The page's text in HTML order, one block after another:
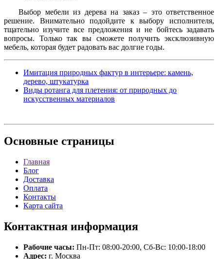
Выбор мебели из дерева на заказ – это ответственное
решение. Внимательно подойдите к выбору исполнителя,
тщательно изучите все предложения и не бойтесь задавать
вопросы. Только так вы сможете получить эксклюзивную
мебель, которая будет радовать вас долгие годы.
Имитация природных фактур в интерьере: камень,
дерево, штукатурка
Виды ротанга для плетения: от природных до
искусственных материалов
Основные страницы
Главная
Блог
Доставка
Оплата
Контакты
Карта сайта
Контактная информация
Рабочие часы: Пн-Пт: 08:00-20:00, Сб-Вс: 10:00-18:00
Адрес: г. Москва